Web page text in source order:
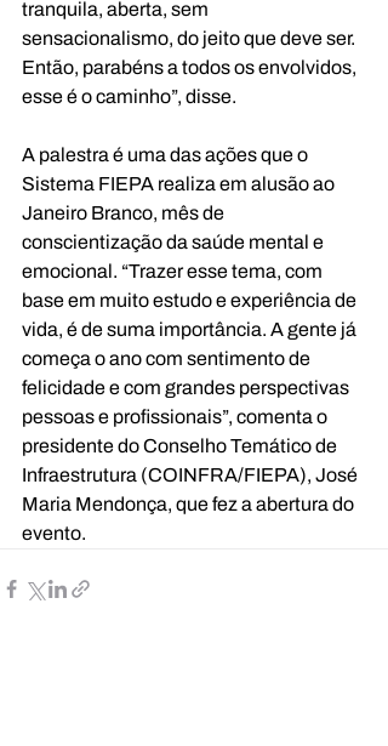
tranquila, aberta, sem
sensacionalismo, do jeito que deve ser.
Então, parabéns a todos os envolvidos,
esse é o caminho”, disse.
A palestra é uma das ações que o
Sistema FIEPA realiza em alusão ao
Janeiro Branco, mês de
conscientização da saúde mental e
emocional. “Trazer esse tema, com
base em muito estudo e experiência de
vida, é de suma importância. A gente já
começa o ano com sentimento de
felicidade e com grandes perspectivas
pessoas e profissionais”, comenta o
presidente do Conselho Temático de
Infraestrutura (COINFRA/FIEPA), José
Maria Mendonça, que fez a abertura do
evento.